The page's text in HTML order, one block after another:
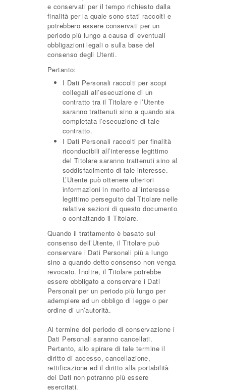
e conservati per il tempo richiesto dalla
finalità per la quale sono stati raccolti e
potrebbero essere conservati per un
periodo più lungo a causa di eventuali
obbligazioni legali o sulla base del
consenso degli Utenti.
Pertanto:
I Dati Personali raccolti per scopi
collegati all’esecuzione di un
contratto tra il Titolare e l’Utente
saranno trattenuti sino a quando sia
completata l’esecuzione di tale
contratto.
I Dati Personali raccolti per finalità
riconducibili all’interesse legittimo
del Titolare saranno trattenuti sino al
soddisfacimento di tale interesse.
L’Utente può ottenere ulteriori
informazioni in merito all’interesse
legittimo perseguito dal Titolare nelle
relative sezioni di questo documento
o contattando il Titolare.
Quando il trattamento è basato sul
consenso dell’Utente, il Titolare può
conservare i Dati Personali più a lungo
sino a quando detto consenso non venga
revocato. Inoltre, il Titolare potrebbe
essere obbligato a conservare i Dati
Personali per un periodo più lungo per
adempiere ad un obbligo di legge o per
ordine di un’autorità.
Al termine del periodo di conservazione i
Dati Personali saranno cancellati.
Pertanto, allo spirare di tale termine il
diritto di accesso, cancellazione,
rettificazione ed il diritto alla portabilità
dei Dati non potranno più essere
esercitati.